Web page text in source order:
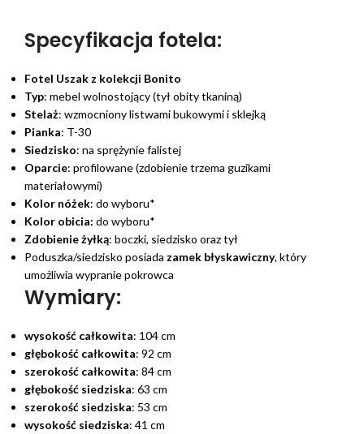
Specyfikacja fotela:
Fotel Uszak z kolekcji Bonito
Typ: mebel wolnostojący (tył obity tkaniną)
Stelaż: wzmocniony listwami bukowymi i sklejką
Pianka: T-30
Siedzisko: na sprężynie falistej
Oparcie: profilowane (zdobienie trzema guzikami
materiałowymi)
Kolor nóżek: do wyboru*
Kolor obicia: do wyboru*
Zdobienie żyłką: boczki, siedzisko oraz tył
Poduszka/siedzisko posiada zamek błyskawiczny, który
umożliwia wypranie pokrowca
Wymiary:
wysokość całkowita: 104 cm
głębokość całkowita: 92 cm
szerokość całkowita: 84 cm
głębokość siedziska: 63 cm
szerokość siedziska: 53 cm
wysokość siedziska: 41 cm